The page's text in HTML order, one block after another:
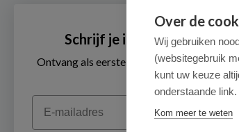
Algemene voorwaarden
Herroepingsrecht en retouren
Over de
Wij gebruiken
(websitegebruik
kunt uw keuze
onderstaande link.
Kom meer te weten
Schrijf je in voor onze
Ontvang als eerste de beste
advies
Email